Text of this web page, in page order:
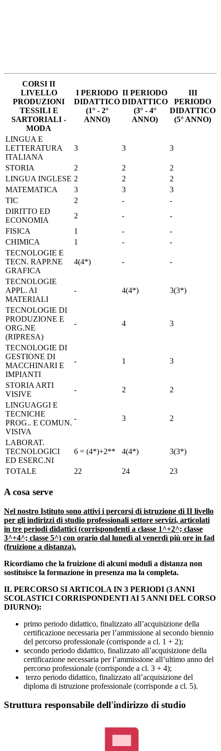
CORSI II
LIVELLO
PRODUZIONI
TESSILI E
SARTORIALI -
MODA
I PERIODO
DIDATTICO
(1° - 2°
ANNO)
II PERIODO
DIDATTICO
(3° - 4°
ANNO)
III
PERIODO
DIDATTICO
(5° ANNO)
LINGUA E
LETTERATURA
ITALIANA
3 3 3
STORIA 2 2
2
LINGUA INGLESE 2 2
2
MATEMATICA
3 3
3
TIC
2 -
-
DIRITTO ED
ECONOMIA
2 -
-
FISICA
1 -
-
CHIMICA
1 -
-
TECNOLOGIE E
TECN. RAPP.NE
GRAFICA
4(4*) - -
TECNOLOGIE
APPL. AI
MATERIALI
- 4(4*) 3(3*)
TECNOLOGIE DI
PRODUZIONE E
ORG.NE
(RIPRESA)
- 4 3
TECNOLOGIE DI
GESTIONE DI
MACCHINARI E
IMPIANTI
- 1 3
STORIA ARTI
VISIVE
- 2
2
LINGUAGGI E
TECNICHE
PROG.. E COMUN.
VISIVA
- 3 2
LABORAT.
TECNOLOGICI
ED ESERC.NI
6 = (4*)+2** 4(4*) 3(3*)
TOTALE 22 24 23
A cosa serve
Nel nostro Istituto sono attivi i percorsi di istruzione di II livello
per gli indirizzi di studio professionali settore servizi, articolati
in tre periodi didattici (corrispondenti a classe 1^+2^; classe
3^+4^; classe 5^) con orario dal lunedì al venerdì più ore in fad
(fruizione a distanza).
Ricordiamo che la fruizione di alcuni moduli a distanza non
sostituisce la formazione in presenza ma la completa.
IL PERCORSO SI ARTICOLA IN 3 PERIODI (3 ANNI
SCOLASTICI CORRISPONDENTI AI 5 ANNI DEL CORSO
DIURNO):
primo periodo didattico, finalizzato all’acquisizione della
certificazione necessaria per l’ammissione al secondo biennio
del percorso professionale (corrisponde a cl. 1 + 2);
secondo periodo didattico, finalizzato all’acquisizione della
certificazione necessaria per l’ammissione all’ultimo anno del
percorso professionale (corrisponde a cl. 3 + 4);
terzo periodo didattico, finalizzato all’acquisizione del
diploma di istruzione professionale (corrisponde a cl. 5).
Struttura responsabile dell'indirizzo di studio